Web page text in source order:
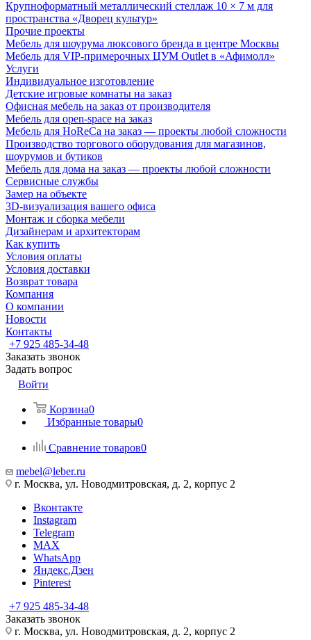
Крупноформатный металлический стеллаж 10 × 7 м для
пространства «Дворец культур»
Прочие проекты
Мебель для шоурума люксового бренда в центре Москвы
Мебель для VIP-примерочных ЦУМ Outlet в «Афимолл»
Услуги
Индивидуальное изготовление
Детские игровые комнаты на заказ
Офисная мебель на заказ от производителя
Мебель для open-space на заказ
Мебель для HoReCa на заказ — проекты любой сложности
Производство торгового оборудования для магазинов,
шоурумов и бутиков
Мебель для дома на заказ — проекты любой сложности
Сервисные службы
Замер на объекте
3D-визуализация вашего офиса
Монтаж и сборка мебели
Дизайнерам и архитекторам
Как купить
Условия оплаты
Условия доставки
Возврат товара
Компания
О компании
Новости
Контакты
+7 925 485-34-48
Заказать звонок
Задать вопрос
Войти
Корзина0
Избранные товары0
Сравнение товаров0
mebel@leber.ru
г. Москва, ул. Новодмитровская, д. 2, корпус 2
Вконтакте
Instagram
Telegram
MAX
WhatsApp
Яндекс.Дзен
Pinterest
+7 925 485-34-48
Заказать звонок
г. Москва, ул. Новодмитровская, д. 2, корпус 2